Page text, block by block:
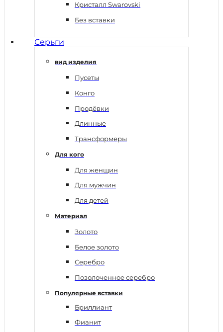
Кристалл Swarovski
Без вставки
Серьги
вид изделия
Пусеты
Конго
Продёвки
Длинные
Трансформеры
Для кого
Для женщин
Для мужчин
Для детей
Материал
Золото
Белое золото
Серебро
Позолоченное серебро
Популярные вставки
Бриллиант
Фианит